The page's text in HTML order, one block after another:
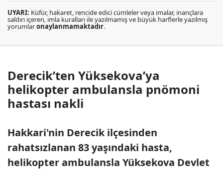
UYARI: Küfür, hakaret, rencide edici cümleler veya imalar, inançlara
saldırı içeren, imla kuralları ile yazılmamış ve büyük harflerle yazılmış
yorumlaronaylanmamaktadır.
Derecik’ten Yüksekova’ya
helikopter ambulansla pnömoni
hastası nakli
Hakkari'nin Derecik ilçesinden
rahatsızlanan 83 yaşındaki hasta,
helikopter ambulansla Yüksekova Devlet